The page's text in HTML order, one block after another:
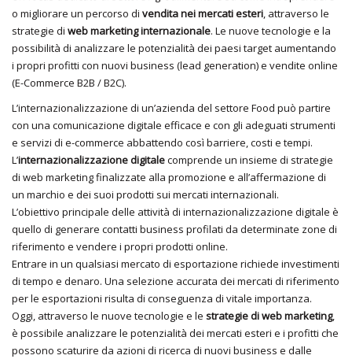
o migliorare un percorso di vendita nei mercati esteri, attraverso le
strategie di web marketing internazionale. Le nuove tecnologie e la
possibilità di analizzare le potenzialità dei paesi target aumentando
i propri profitti con nuovi business (lead generation) e vendite online
(E-Commerce B2B / B2C).
L’internazionalizzazione di un’azienda del settore Food può partire
con una comunicazione digitale efficace e con gli adeguati strumenti
e servizi di e-commerce abbattendo così barriere, costi e tempi.
L’internazionalizzazione digitalecomprende un insieme di strategie
di web marketing finalizzate alla promozione e all’affermazione di
un marchio e dei suoi prodotti sui mercati internazionali.
L’obiettivo principale delle attività di internazionalizzazione digitale è
quello di generare contatti business profilati da determinate zone di
riferimento e vendere i propri prodotti online.
Entrare in un qualsiasi mercato di esportazione richiede investimenti
di tempo e denaro. Una selezione accurata dei mercati di riferimento
per le esportazioni risulta di conseguenza di vitale importanza.
Oggi, attraverso le nuove tecnologie e le strategie di web marketing,
è possibile analizzare le potenzialità dei mercati esteri e i profitti che
possono scaturire da azioni di ricerca di nuovi business e dalle